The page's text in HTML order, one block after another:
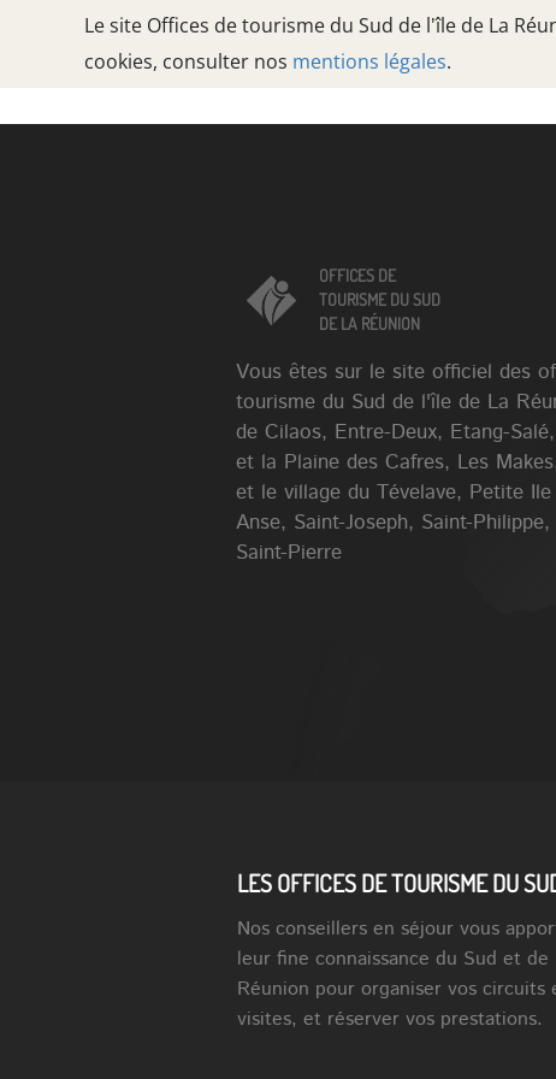
Le site Offices de tourisme du Sud de l'île de La
cookies, consulter nos mentions légales.
OFFICES DE
OFFICES DE
TOURISME DU SUD
DE LA RÉUNION
Vous êtes sur le site officiel des
tourisme du Sud de l'île de La
de Cilaos, Entre-Deux, Etang-
et la Plaine des Cafres, Les
et le village du Tévelave, Petite
Anse, Saint-Joseph, Saint-
Saint-Pierre
LES OFFICES DE TOURISME DU
Nos conseillers en séjour vous
leur fine connaissance du Sud et de
Réunion pour organiser vos circuits
visites, et réserver vos prestations.